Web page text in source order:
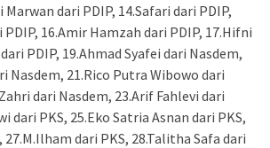
Marwan dari PDIP, 14.Safari dari PDIP,
16.Amir Hamzah dari PDIP, 17.Hifni
PDIP, 19.Ahmad Syafei dari Nasdem,
Nasdem, 21.Rico Putra Wibowo dari
dari Nasdem, 23.Arif Fahlevi dari
dari PKS, 25.Eko Satria Asnan dari PKS,
27.M.Ilham dari PKS, 28.Talitha Safa dari